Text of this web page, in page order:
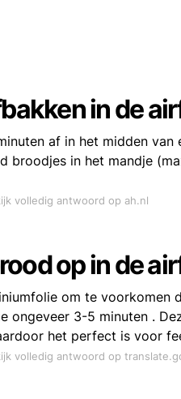
in de
af in het midden
broodjes in het mandje
volledig antwoord op ah.nl
op in de
om te voorkomen
ongeveer 3-5 minuten .
het perfect is voor
volledig antwoord op